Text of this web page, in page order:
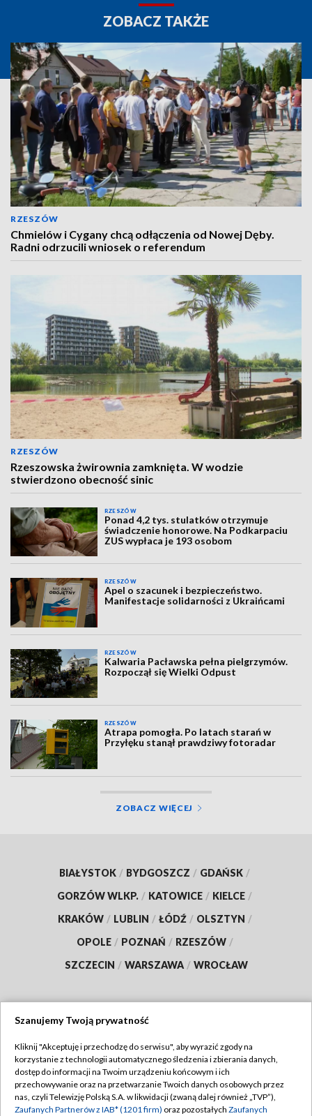
ZOBACZ TAKŻE
RZESZÓW
Chmielów i Cygany chcą odłączenia od Nowej Dęby.
Radni odrzucili wniosek o referendum
RZESZÓW
Rzeszowska żwirownia zamknięta. W wodzie
stwierdzono obecność sinic
RZESZÓW
Ponad 4,2 tys. stulatków otrzymuje
świadczenie honorowe. Na Podkarpaciu
ZUS wypłaca je 193 osobom
RZESZÓW
Apel o szacunek i bezpieczeństwo.
Manifestacje solidarności z Ukraińcami
RZESZÓW
Kalwaria Pacławska pełna pielgrzymów.
Rozpoczął się Wielki Odpust
RZESZÓW
Atrapa pomogła. Po latach starań w
Przyłęku stanął prawdziwy fotoradar
ZOBACZ WIĘCEJ
BIAŁYSTOK / BYDGOSZCZ / GDAŃSK /
GORZÓW WLKP. / KATOWICE / KIELCE /
KRAKÓW / LUBLIN / ŁÓDŹ / OLSZTYN /
OPOLE / POZNAŃ / RZESZÓW /
SZCZECIN / WARSZAWA / WROCŁAW
TVP
Abonament TVP
Emisja w TVP
Regulamin TVP
Polityka prywatności
Szanujemy Twoją prywatność
Kliknij "Akceptuję i przechodzę do serwisu", aby wyrazić zgody na
korzystanie z technologii automatycznego śledzenia i zbierania danych,
dostęp do informacji na Twoim urządzeniu końcowym i ich
przechowywanie oraz na przetwarzanie Twoich danych osobowych przez
nas, czyli Telewizję Polską S.A. w likwidacji (zwaną dalej również „TVP”),
Zaufanych Partnerów z IAB* (1201 firm) oraz pozostałych Zaufanych